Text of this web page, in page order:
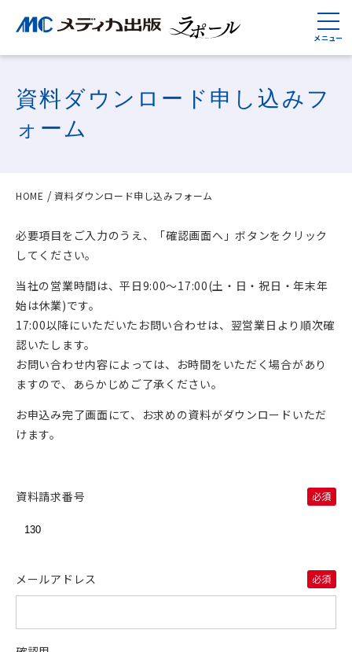
資料ダウンロード申し込みフ
ォーム
HOME 資料ダウンロード申し込みフォーム
必要項目をご入力のうえ、「確認画面へ」ボタンをクリック
してください。
当社の営業時間は、平日9:00〜17:00(土・日・祝日・年末年
始は休業)です。
17:00以降にいただいたお問い合わせは、翌営業日より順次確
認いたします。
お問い合わせ内容によっては、お時間をいただく場合があり
ますので、あらかじめご了承ください。
お申込み完了画面にて、お求めの資料がダウンロードいただ
けます。
資料請求番号
メールアドレス